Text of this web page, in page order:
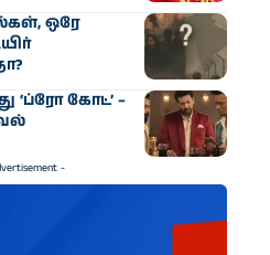
ஒரே
‘ப்ரோ கோட்’ –
-